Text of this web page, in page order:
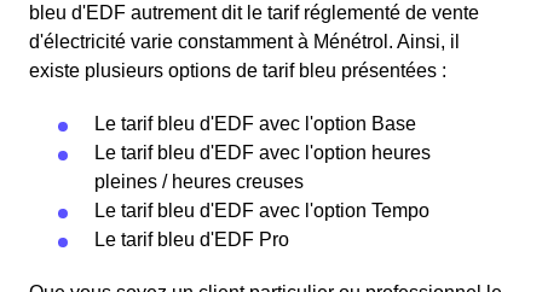
bleu d'EDF autrement dit le tarif réglementé de vente
d'électricité varie constamment à Ménétrol. Ainsi, il
existe plusieurs options de tarif bleu présentées :
Le tarif bleu d'EDF avec l'option Base
Le tarif bleu d'EDF avec l'option heures
pleines / heures creuses
Le tarif bleu d'EDF avec l'option Tempo
Le tarif bleu d'EDF Pro